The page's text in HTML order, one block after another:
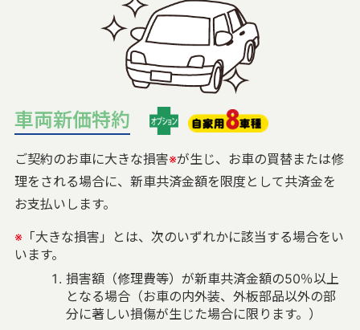
車両新価特約
ご契約のお車に大きな損害※が生じ、お車の買替または修
理をされる場合に、新車共済金額を限度として共済金を
お支払いします。
※「大きな損害」とは、次のいずれかに該当する場合をい
います。
損害額（修理費等）が新車共済金額の50％以上
となる場合（お車の内外装、外板部品以外の部
分に著しい損傷が生じた場合に限ります。）